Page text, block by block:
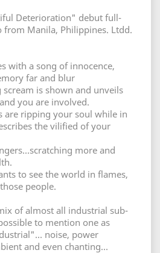
Deterioration" debut full-
Manila, Philippines. Ltdd.
with a song of innocence,
far and blur
is shown and unveils
you are involved.
are ripping your soul while in
the vilified of your
more and
to see the world in flames,
people.
of almost all industrial sub-
to mention one as
noise, power
and even chanting...